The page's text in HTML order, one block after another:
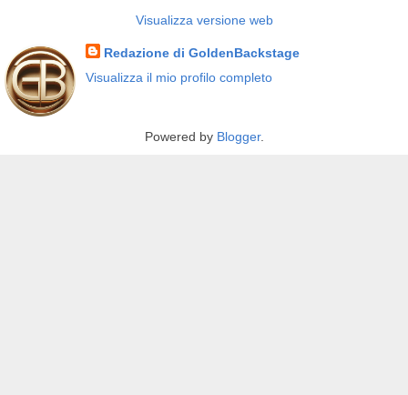
Visualizza versione web
Redazione di GoldenBackstage
Visualizza il mio profilo completo
Powered by Blogger.